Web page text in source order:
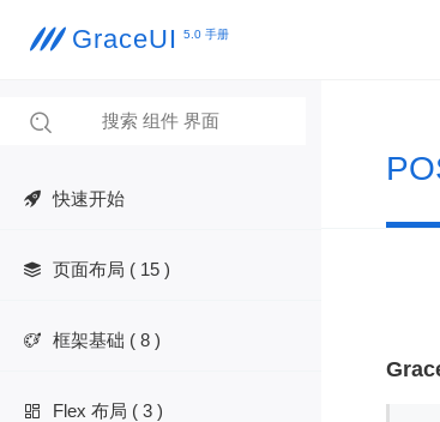
 GraceUI 5.0 手册

快速开始
 页面布局 ( 15 )
 框架基础 ( 8 )
 Flex 布局 ( 3 )